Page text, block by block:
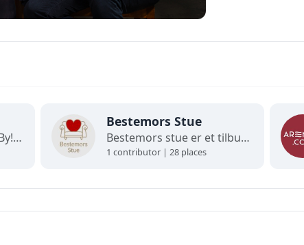
Velkommen til Arendal By! Her finner du interaktive kart og oppdaterte oversikter over alt som skjer i byen. Utforsk, finn frem og opplev det beste av Arendal på ett og samme sted!
Bestemors Stue
Bestemors stue er et tilbud til lavinntektsfamilier med barn fra 0-12 år.
1 contributor | 28 places